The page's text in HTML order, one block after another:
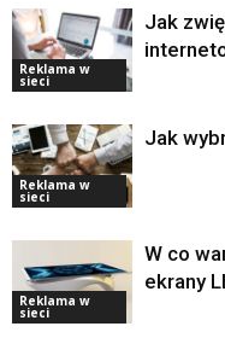
Reklama w
sieci
Jak
Reklama w
sieci
Jak
Reklama w
sieci
W co
ekrany